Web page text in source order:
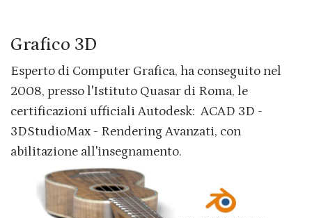
Grafico 3D
Esperto di Computer Grafica, ha conseguito nel
2008, presso l'Istituto Quasar di Roma, le
certificazioni ufficiali Autodesk: ACAD 3D -
3DStudioMax - Rendering Avanzati, con
abilitazione all'insegnamento.